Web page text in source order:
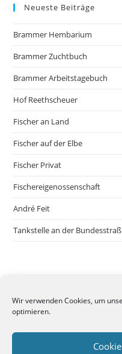
Wir verwenden Cookies, um
optimieren.
Neueste Beiträge
Brammer Hembarium
Brammer Zuchtbuch
Brammer Arbeitstagebuch
Hof Reethscheuer
Fischer an Land
Fischer auf der Elbe
Fischer Privat
Fischereigenossenschaft
André Feit
Tankstelle an der